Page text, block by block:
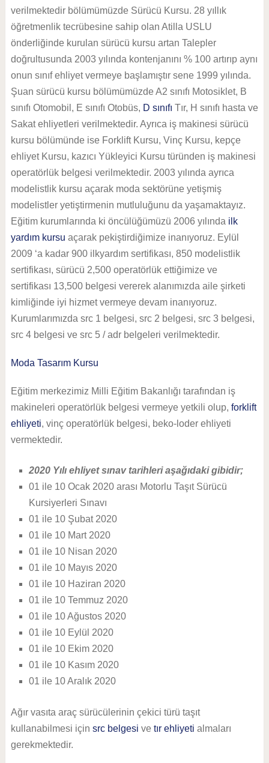
verilmektedir bölümümüzde Sürücü Kursu. 28 yıllık
öğretmenlik tecrübesine sahip olan Atilla USLU
önderliğinde kurulan sürücü kursu artan Talepler
doğrultusunda 2003 yılında kontenjanını % 100 artırıp aynı
onun sınıf ehliyet vermeye başlamıştır sene 1999 yılında.
Şuan sürücü kursu bölümümüzde A2 sınıfı Motosiklet, B
sınıfı Otomobil, E sınıfı Otobüs, D sınıfı Tır, H sınıfı hasta ve
Sakat ehliyetleri verilmektedir. Ayrıca iş makinesi sürücü
kursu bölümünde ise Forklift Kursu, Vinç Kursu, kepçe
ehliyet Kursu, kazıcı Yükleyici Kursu türünden iş makinesi
operatörlük belgesi verilmektedir. 2003 yılında ayrıca
modelistlik kursu açarak moda sektörüne yetişmiş
modelistler yetiştirmenin mutluluğunu da yaşamaktayız.
Eğitim kurumlarında ki öncülüğümüzü 2006 yılında ilk
yardım kursu açarak pekiştirdiğimize inanıyoruz. Eylül
2009 ‘a kadar 900 ilkyardım sertifikası, 850 modelistlik
sertifikası, sürücü 2,500 operatörlük ettiğimize ve
sertifikası 13,500 belgesi vererek alanımızda aile şirketi
kimliğinde iyi hizmet vermeye devam inanıyoruz.
Kurumlarımızda src 1 belgesi, src 2 belgesi, src 3 belgesi,
src 4 belgesi ve src 5 / adr belgeleri verilmektedir.
Moda Tasarım Kursu
Eğitim merkezimiz Milli Eğitim Bakanlığı tarafından iş
makineleri operatörlük belgesi vermeye yetkili olup, forklift
ehliyeti, vinç operatörlük belgesi, beko-loder ehliyeti
vermektedir.
2020 Yılı ehliyet sınav tarihleri aşağıdaki gibidir;
01 ile 10 Ocak 2020 arası Motorlu Taşıt Sürücü
Kursiyerleri Sınavı
01 ile 10 Şubat 2020
01 ile 10 Mart 2020
01 ile 10 Nisan 2020
01 ile 10 Mayıs 2020
01 ile 10 Haziran 2020
01 ile 10 Temmuz 2020
01 ile 10 Ağustos 2020
01 ile 10 Eylül 2020
01 ile 10 Ekim 2020
01 ile 10 Kasım 2020
01 ile 10 Aralık 2020
Ağır vasıta araç sürücülerinin çekici türü taşıt
kullanabilmesi için src belgesi ve tır ehliyeti almaları
gerekmektedir.